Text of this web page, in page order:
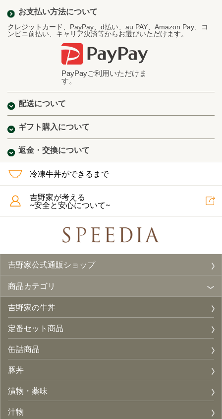
お支払い方法について
クレジットカード、PayPay、d払い、au PAY、Amazon Pay、コ
ンビニ前払い、キャリア決済等からお選びいただけます。
PayPayご利用いただけま
す。
配送について
ギフト購入について
返金・交換について
冷凍牛丼ができるまで
吉野家が考える
~安全と安心について~
吉野家公式通販ショップ
商品カテゴリ
吉野家の牛丼
定番セット商品
缶詰商品
豚丼
漬物・薬味
汁物